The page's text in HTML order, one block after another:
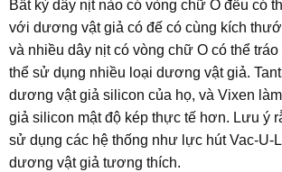
Bất kỳ dây nịt nào có vòng chữ O đều có
với dương vật giả có đế có cùng kích
và nhiều dây nịt có vòng chữ O có thể
thể sử dụng nhiều loại dương vật giả.
dương vật giả silicon của họ, và Vixen
giả silicon mật độ kép thực tế hơn. Lưu ý
sử dụng các hệ thống như lực hút Vac-U-
dương vật giả tương thích.